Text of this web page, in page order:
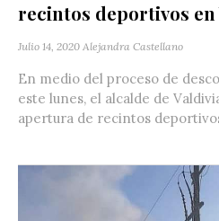
recintos deportivos en
Julio 14, 2020 Alejandra Castellano
En medio del proceso de
este lunes, el alcalde de
apertura de recintos